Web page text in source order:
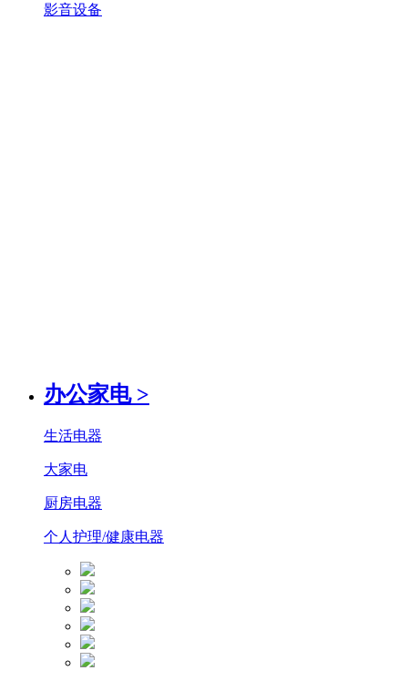
影音设备
办公家电 >
生活电器
大家电
厨房电器
个人护理/健康电器